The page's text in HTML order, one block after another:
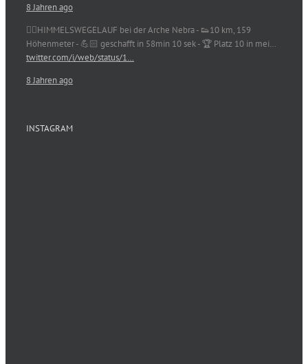
8 Jahren ago
🏃‍♀️HIMMELSWEGELAUF bei der Arche Nebra - 👟10 km, 159
Höhenmeter - 💪🏻 geschafft in 58min 10 sek - 🏆 Platz 10 in mei…
twitter.com/i/web/status/1…
8 Jahren ago
INSTAGRAM